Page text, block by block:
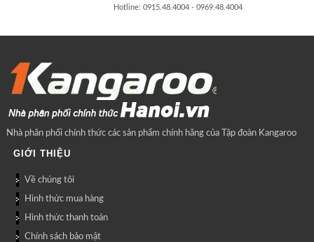
Hotline: 0915.48.4004 - 0969.48.4004
Nhà phân phối chính thức các sản phẩm chính hãng của Tập đoàn Kangaroo
GIỚI THIỆU
Về chúng tôi
Hình thức mua hàng
Hình thức thanh toán
Chính sách bảo mật